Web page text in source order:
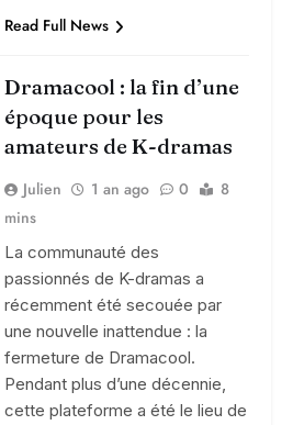
Read Full News
Dramacool : la fin d’une
époque pour les
amateurs de K-dramas
Julien 1 an ago 0
8
mins
La communauté des
passionnés de K-dramas a
récemment été secouée par
une nouvelle inattendue : la
fermeture de Dramacool.
Pendant plus d’une décennie,
cette plateforme a été le lieu de